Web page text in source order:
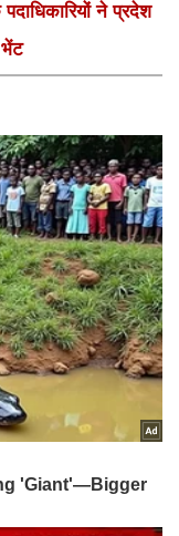
ने प्रदेश
भेंट